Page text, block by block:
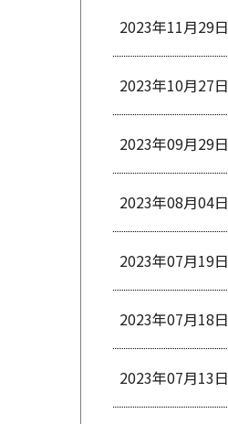
2023年11月29日
2023年10月27日
2023年09月29日
2023年08月04日
2023年07月19日
2023年07月18日
2023年07月13日